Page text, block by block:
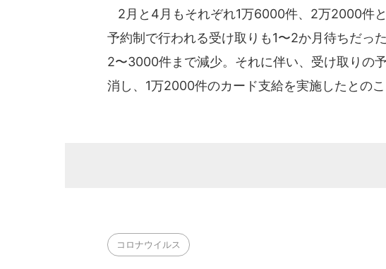
2月と4月もそれぞれ1万6000件、2万2000件
予約制で行われる受け取りも1〜2か月待ちだっ
2〜3000件まで減少。それに伴い、受け取りの
消し、1万2000件のカード支給を実施したとのこ
コロナウイルス